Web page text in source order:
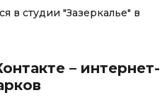
в студии "Зазеркалье" в
– интернет-